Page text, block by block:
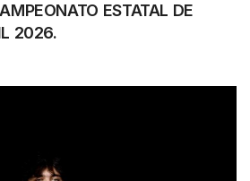
ESTATAL DE
2026.